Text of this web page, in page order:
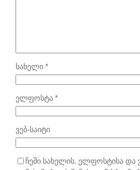
სახელი *
ელფოსტა *
ვებ-საიტი
ჩემი სახელის. ელფოსტისა და